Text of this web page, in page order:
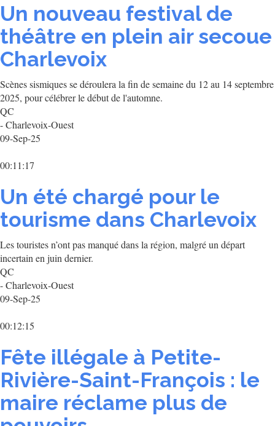
Un nouveau festival de
théâtre en plein air secoue
Charlevoix
Scènes sismiques se déroulera la fin de semaine du 12 au 14 septembre
2025, pour célébrer le début de l'automne.
QC
- Charlevoix-Ouest
09-Sep-25
00:11:17
Un été chargé pour le
tourisme dans Charlevoix
Les touristes n’ont pas manqué dans la région, malgré un départ
incertain en juin dernier.
QC
- Charlevoix-Ouest
09-Sep-25
00:12:15
Fête illégale à Petite-
Rivière-Saint-François : le
maire réclame plus de